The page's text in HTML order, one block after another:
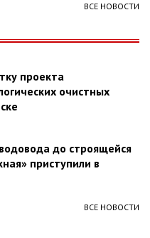
ВСЕ НОВОСТИ
проекта
очистных
до строящейся
приступили в
ВСЕ НОВОСТИ